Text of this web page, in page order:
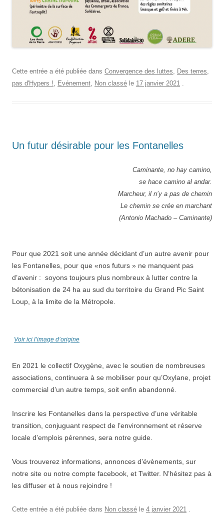
Cette entrée a été publiée dans Convergence des luttes, Des terres,
pas d'Hypers !, Evénement, Non classé le 17 janvier 2021 .
Un futur désirable pour les Fontanelles
Caminante, no hay camino,
se hace camino al andar.
Marcheur, il n’y a pas de chemin
Le chemin se crée en marchant
(Antonio Machado – Caminante)
Pour que 2021 soit une année décidant d’un autre avenir pour
les Fontanelles, pour que «nos futurs » ne manquent pas
d’avenir : soyons toujours plus nombreux à lutter contre la
bétonisation de 24 ha au sud du territoire du Grand Pic Saint
Loup, à la limite de la Métropole.
Voir ici l’image d’origine
En 2021 le collectif Oxygène, avec le soutien de nombreuses
associations, continuera à se mobiliser pour qu’Oxylane, projet
commercial d’un autre temps, soit enfin abandonné.
Inscrire les Fontanelles dans la perspective d’une véritable
transition, conjuguant respect de l’environnement et réserve
locale d’emplois pérennes, sera notre guide.
Vous trouverez informations, annonces d’évènements, sur
notre site ou notre compte facebook, et Twitter. N’hésitez pas à
les diffuser et à nous rejoindre !
Cette entrée a été publiée dans Non classé le 4 janvier 2021 .